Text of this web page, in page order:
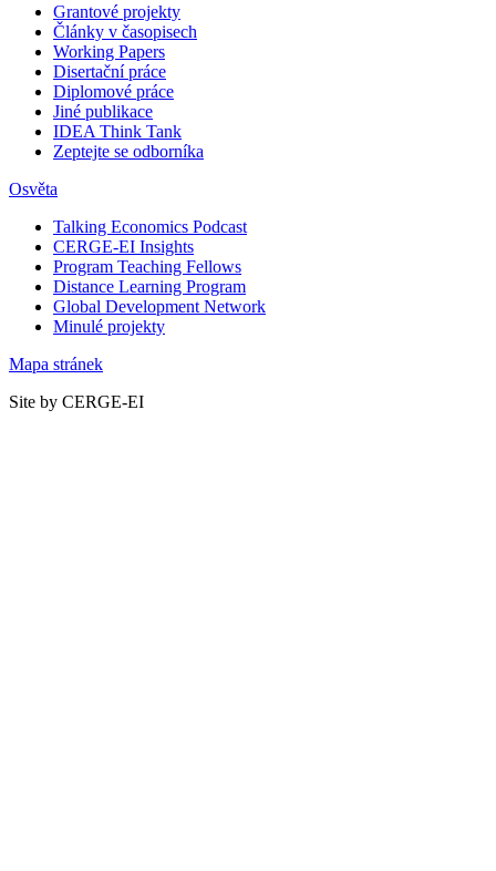
Grantové projekty
Články v časopisech
Working Papers
Disertační práce
Diplomové práce
Jiné publikace
IDEA Think Tank
Zeptejte se odborníka
Osvěta
Talking Economics Podcast
CERGE-EI Insights
Program Teaching Fellows
Distance Learning Program
Global Development Network
Minulé projekty
Mapa stránek
Site by CERGE-EI